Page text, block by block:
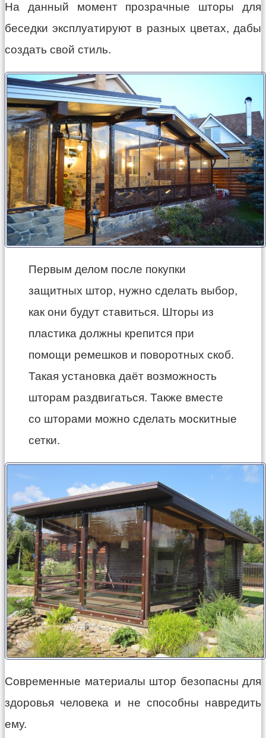
На данный момент прозрачные шторы для
беседки эксплуатируют в разных цветах, дабы
создать свой стиль.
Первым делом после покупки
защитных штор, нужно сделать выбор,
как они будут ставиться. Шторы из
пластика должны крепится при
помощи ремешков и поворотных скоб.
Такая установка даёт возможность
шторам раздвигаться. Также вместе
со шторами можно сделать москитные
сетки.
Современные материалы штор безопасны для
здоровья человека и не способны навредить
ему.